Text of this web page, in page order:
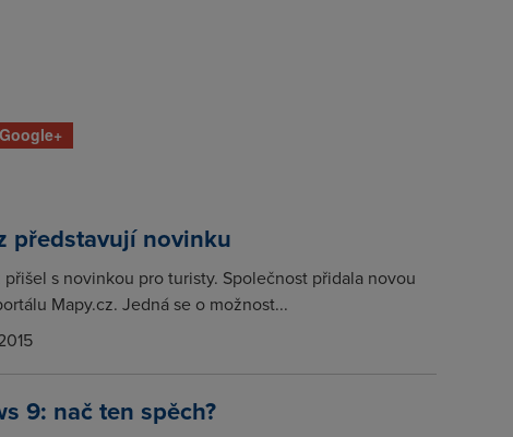
Google+
představují novinku
přišel s novinkou pro turisty. Společnost přidala novou
Mapy.cz. Jedná se o možnost...
9: nač ten spěch?